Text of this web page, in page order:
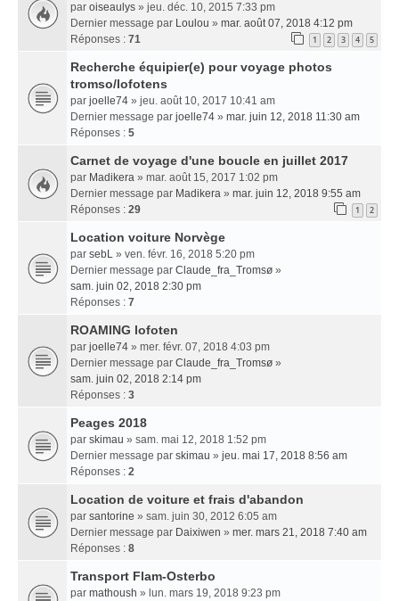
par oiseaulys » jeu. déc. 10, 2015 7:33 pm
Dernier message par Loulou » mar. août 07, 2018 4:12 pm
Réponses : 71 1 2 3 4 5
Recherche équipier(e) pour voyage photos
tromso/lofotens
par joelle74 » jeu. août 10, 2017 10:41 am
Dernier message par joelle74 » mar. juin 12, 2018 11:30 am
Réponses : 5
Carnet de voyage d'une boucle en juillet 2017
par Madikera » mar. août 15, 2017 1:02 pm
Dernier message par Madikera » mar. juin 12, 2018 9:55 am
Réponses : 29 1 2
Location voiture Norvège
par sebL » ven. févr. 16, 2018 5:20 pm
Dernier message par Claude_fra_Tromsø »
sam. juin 02, 2018 2:30 pm
Réponses : 7
ROAMING lofoten
par joelle74 » mer. févr. 07, 2018 4:03 pm
Dernier message par Claude_fra_Tromsø »
sam. juin 02, 2018 2:14 pm
Réponses : 3
Peages 2018
par skimau » sam. mai 12, 2018 1:52 pm
Dernier message par skimau » jeu. mai 17, 2018 8:56 am
Réponses : 2
Location de voiture et frais d'abandon
par santorine » sam. juin 30, 2012 6:05 am
Dernier message par Daixiwen » mer. mars 21, 2018 7:40 am
Réponses : 8
Transport Flam-Osterbo
par mathoush » lun. mars 19, 2018 9:23 pm